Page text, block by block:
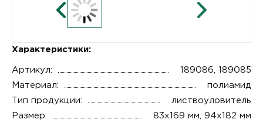
Характеристики:
Артикул:
189086, 189085
Материал:
полиамид
Тип продукции:
листвоуловитель
Размер:
83x169 мм, 94x182 мм